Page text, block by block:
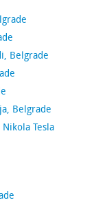
Belgrade
Belgrade
Tesla